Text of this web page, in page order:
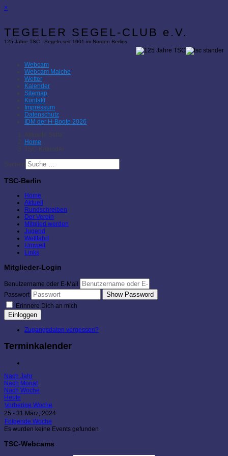
×
TEGELER SEGEL-CLUB e.V.
125 Jahre TSC - Segeln seit 1901 im Norden Berlins
Webcam
Webcam Malche
Wetter
Kalender
Sitemap
Kontakt
Impressum
Datenschutz
IDM der H-Boote 2026
Aktuelle Seite:
Home
TSC-Kalender
Suchen
TSC-Berlin
Home
Aktuell
Rundschreiben
Der Verein
Mitglied werden
Jugend
Wettfahrt
Umwelt
Links
Mitglieder-Login
Benutzername oder E-Mail
Passwort
Show Password
Erinnere Dich an mich
Einloggen
Zugangsdaten vergessen?
Terminkalender
Nach Jahr
Nach Monat
Nach Woche
Heute
Vorherige Woche
25 - 31 März, 2024
Folgende Woche
Es wurden keine Events gefunden
TSC-Webcams